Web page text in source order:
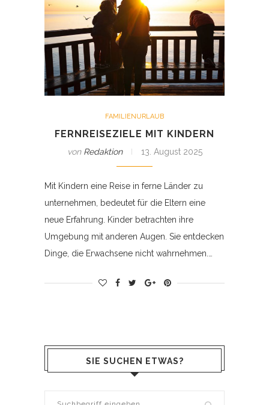
FAMILIENURLAUB
FERNREISEZIELE MIT KINDERN
von Redaktion 13. August 2025
Mit Kindern eine Reise in ferne Länder zu
unternehmen, bedeutet für die Eltern eine
neue Erfahrung. Kinder betrachten ihre
Umgebung mit anderen Augen. Sie entdecken
Dinge, die Erwachsene nicht wahrnehmen.…
SIE SUCHEN ETWAS?